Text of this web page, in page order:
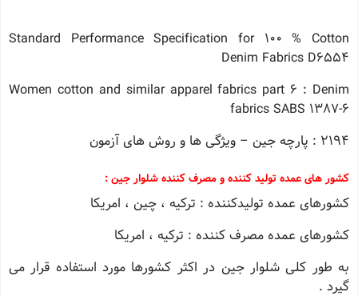
Standard Performance Specification for 100 % Cotton
Denim Fabrics D6554
Women cotton and similar apparel fabrics part 6 : Denim
fabrics SABS 1387-6
2194 : پارچه جین – ویژگی ها و روش های آزمون
کشور های عمده تولید کننده و مصرف کننده شلوار جین :
کشورهای عمده تولیدکننده : ترکیه ، چین ، امریکا
کشورهای عمده مصرف کننده : ترکیه ، امریکا
به طور کلی شلوار جین در اکثر کشورها مورد استفاده قرار می
گیرد .